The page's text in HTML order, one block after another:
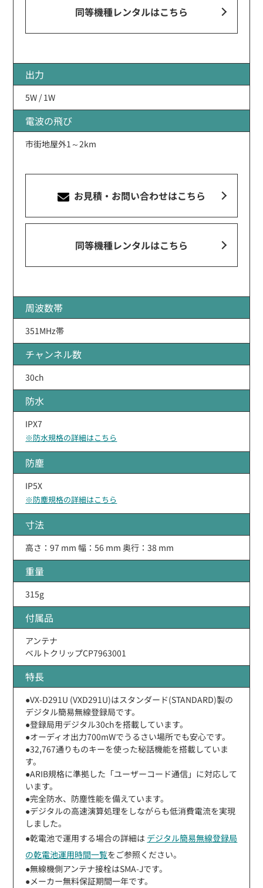
同等機種レンタルはこちら
出力
5W / 1W
電波の飛び
市街地屋外1～2km
お見積・お問い合わせはこちら
同等機種レンタルはこちら
周波数帯
351MHz帯
チャンネル数
30ch
防水
IPX7
※防水規格の詳細はこちら
防塵
IP5X
※防塵規格の詳細はこちら
寸法
高さ：97 mm 幅：56 mm 奥行：38 mm
重量
315g
付属品
アンテナ
ベルトクリップCP7963001
特長
●VX-D291U (VXD291U)はスタンダード(STANDARD)製の
デジタル簡易無線登録局です。
●登録局用デジタル30chを搭載しています。
●オーディオ出力700mWでうるさい場所でも安心です。
●32,767通りものキーを使った秘話機能を搭載していま
す。
●ARIB規格に準拠した「ユーザーコード通信」に対応して
います。
●完全防水、防塵性能を備えています。
●デジタルの高速演算処理をしながらも低消費電流を実現
しました。
●乾電池で運用する場合の詳細は デジタル簡易無線登録局
の乾電池運用時間一覧をご参照ください。
●無線機側アンテナ接栓はSMA-Jです。
●メーカー無料保証期間一年です。